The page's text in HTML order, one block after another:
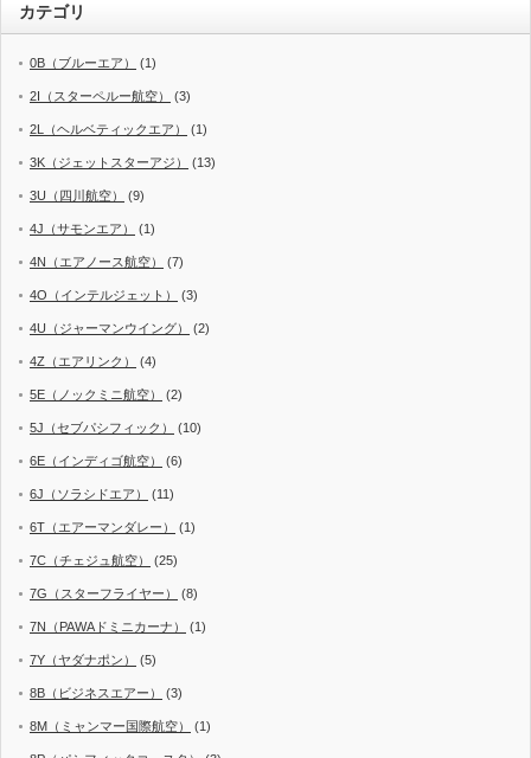
カテゴリ
0B（ブルーエア） (1)
2I（スターペルー航空） (3)
2L（ヘルベティックエア） (1)
3K（ジェットスターアジ） (13)
3U（四川航空） (9)
4J（サモンエア） (1)
4N（エアノース航空） (7)
4O（インテルジェット） (3)
4U（ジャーマンウイング） (2)
4Z（エアリンク） (4)
5E（ノックミニ航空） (2)
5J（セブパシフィック） (10)
6E（インディゴ航空） (6)
6J（ソラシドエア） (11)
6T（エアーマンダレー） (1)
7C（チェジュ航空） (25)
7G（スターフライヤー） (8)
7N（PAWAドミニカーナ） (1)
7Y（ヤダナポン） (5)
8B（ビジネスエアー） (3)
8M（ミャンマー国際航空） (1)